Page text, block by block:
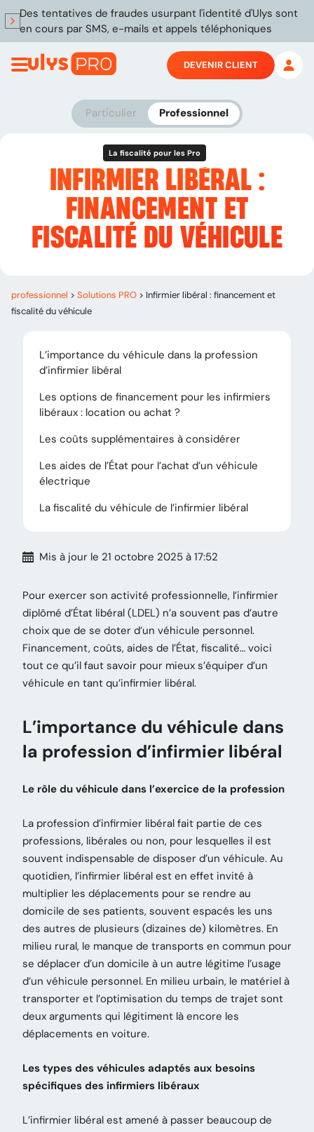
Des tentatives de fraudes usurpant l'identité d'Ulys sont
en cours par SMS, e-mails et appels téléphoniques
Particulier Professionnel
DEVENIR CLIENT
La fiscalité pour les Pro
INFIRMIER LIBÉRAL :
FINANCEMENT ET
FISCALITÉ DU VÉHICULE
professionnel > Solutions PRO > Infirmier libéral : financement et
fiscalité du véhicule
L’importance du véhicule dans la profession
d’infirmier libéral
Les options de financement pour les infirmiers
libéraux : location ou achat ?
Les coûts supplémentaires à considérer
Les aides de l’État pour l’achat d’un véhicule
électrique
La fiscalité du véhicule de l’infirmier libéral
Mis à jour le 21 octobre 2025 à 17:52
Pour exercer son activité professionnelle, l’infirmier
diplômé d’État libéral (LDEL) n’a souvent pas d’autre
choix que de se doter d’un véhicule personnel.
Financement, coûts, aides de l’État, fiscalité… voici
tout ce qu’il faut savoir pour mieux s’équiper d’un
véhicule en tant qu’infirmier libéral.
L’importance du véhicule dans
la profession d’infirmier libéral
Le rôle du véhicule dans l’exercice de la profession
La profession d’infirmier libéral fait partie de ces
professions, libérales ou non, pour lesquelles il est
souvent indispensable de disposer d’un véhicule. Au
quotidien, l’infirmier libéral est en effet invité à
multiplier les déplacements pour se rendre au
domicile de ses patients, souvent espacés les uns
des autres de plusieurs (dizaines de) kilomètres. En
milieu rural, le manque de transports en commun pour
se déplacer d’un domicile à un autre légitime l’usage
d’un véhicule personnel. En milieu urbain, le matériel à
transporter et l’optimisation du temps de trajet sont
deux arguments qui légitiment là encore les
déplacements en voiture.
Les types des véhicules adaptés aux besoins
spécifiques des infirmiers libéraux
L’infirmier libéral est amené à passer beaucoup de